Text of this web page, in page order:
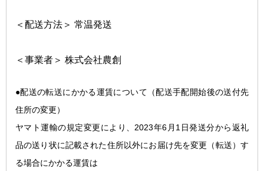
＜配送方法＞ 常温発送
＜事業者＞ 株式会社農創
●配送の転送にかかる運賃について（配送手配開始後の送付先
住所の変更）
ヤマト運輸の規定変更により、2023年6月1日発送分から返礼
品の送り状に記載された住所以外にお届け先を変更（転送）す
る場合にかかる運賃は